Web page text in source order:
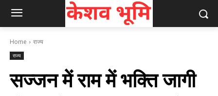
Home राज्य
राज्य
सज्‍जन में राम में भक्‍त‍ि जागी